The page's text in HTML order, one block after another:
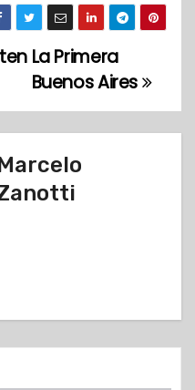
La Primera
Buenos Aires